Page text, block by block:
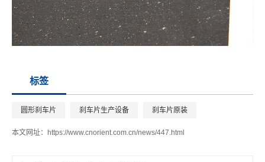
标签
圆形刹车片 刹车片生产设备 刹车片原装
本文网址： https://www.cnorient.com.cn/news/447.html